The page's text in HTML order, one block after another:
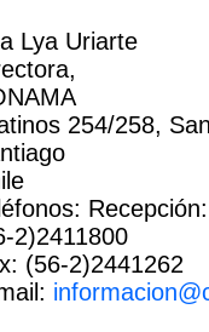
Lya Uriarte
254/258,
2)2411800
(56-2)2441262